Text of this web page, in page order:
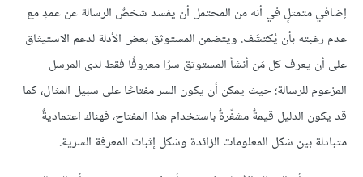
إضافي متمثلٍ في أنه من المحتمل أن يفسد شخصٌ الرسالة عن عمدٍ مع
عدم رغبته بأن يُكتشَف. ويتضمن المستوثق بعض الأدلة لدعم الاستيثاق
على أن يعرف كل مَن أنشأ المستوثق سرًا معروفًا فقط لدى المرسل
المزعوم للرسالة؛ حيث يمكن أن يكون السر مفتاحًا على سبيل المثال، كما
قد يكون الدليل قيمةٌ مشفّرةٌ باستخدام هذا المفتاح، فهناك اعتماديةٌ
متبادلة بين شكل المعلومات الزائدة وشكل إثبات المعرفة السرية.